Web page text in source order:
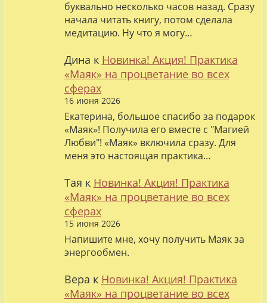
буквально несколько часов назад. Сразу
начала читать книгу, потом сделала
медитацию. Ну что я могу…
Дина к Новинка! Акция! Практика
«Маяк» на процветание во всех
сферах
16 июня 2026
Екатерина, большое спасибо за подарок
«Маяк»! Получила его вместе с "Магией
Любви"! «Маяк» включила сразу. Для
меня это настоящая практика…
Тая к Новинка! Акция! Практика
«Маяк» на процветание во всех
сферах
15 июня 2026
Напишите мне, хочу получить Маяк за
энергообмен.
Вера к Новинка! Акция! Практика
«Маяк» на процветание во всех